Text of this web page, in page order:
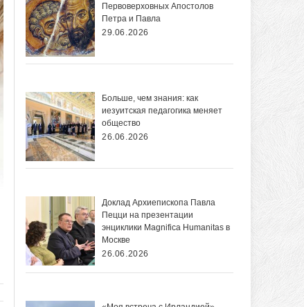
Первоверховных Апостолов
Петра и Павла
29.06.2026
Больше, чем знания: как
иезуитская педагогика меняет
общество
26.06.2026
Доклад Архиепископа Павла
Пецци на презентации
энциклики Magnifica Нumanitas в
Москве
26.06.2026